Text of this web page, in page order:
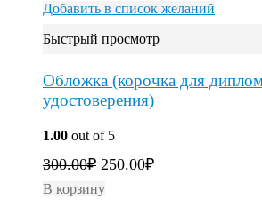
Добавить в список желаний
Быстрый просмотр
Обложка (корочка для
удостоверения)
1.00 out of 5
300.00₽ 250.00₽
В корзину